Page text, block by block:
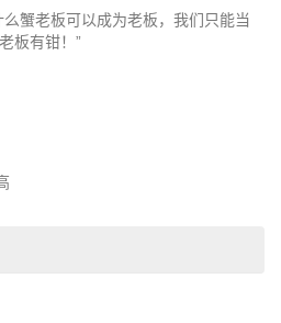
蟹老板可以成为老板，我们只能当
板有钳！”